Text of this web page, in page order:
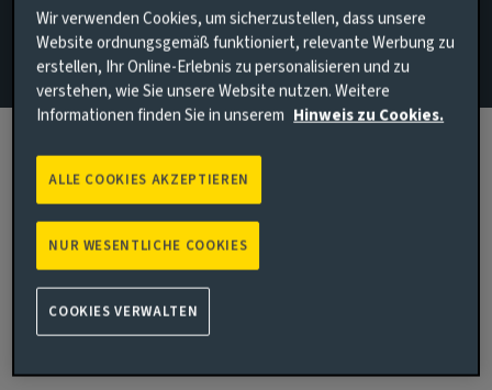
Head of Fixed Income and Equity
Investment Specialists
E-Mail Barney Goodchild
London, United Kingdom
BEI AVIVA INVESTORS SEIT:
2014
IN DER BRANCHE TÄTIG SEIT:
2014
Wir verwenden Cookies, um sicherzustellen, dass unsere
Website ordnungsgemäß funktioniert, relevante Werbung zu
erstellen, Ihr Online-Erlebnis zu personalisieren und zu
verstehen, wie Sie unsere Website nutzen. Weitere
Informationen finden Sie in unserem Hinweis zu Cookies.
NUR WESENTLICHE COOKIES
ALLE COOKIES AKZEPTIEREN
COOKIES VERWALTEN